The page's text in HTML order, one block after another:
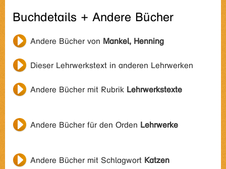
Buchdetails + Andere Bücher
Andere Bücher von Mankel, Henning
Dieser Lehrwerkstext in anderen Lehrwerken
Andere Bücher mit Rubrik Lehrwerkstexte
Andere Bücher für den Orden Lehrwerke
Andere Bücher mit Schlagwort Katzen